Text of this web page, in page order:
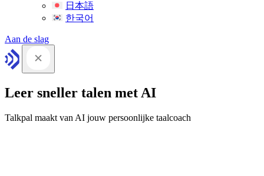
日本語
한국어
Aan de slag
Leer sneller talen met AI
Talkpal maakt van AI jouw persoonlijke taalcoach